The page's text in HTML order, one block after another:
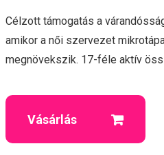
Célzott támogatás a
amikor a női szervezet
megnövekszik. 17-féle aktív
Vásárlás